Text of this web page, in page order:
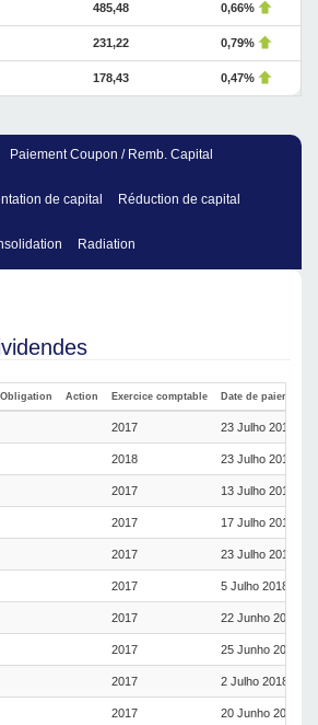
485,48 0,66%
231,22 0,79%
178,43 0,47%
Paiement Coupon / Remb. Capital
de capital Réduction de capital
Radiation
Obligation Action Exercice comptable Date de paiement
2017 23 Julho 2018
2018 23 Julho 2018
2017 13 Julho 2018
2017 17 Julho 2018
2017 23 Julho 2018
2017 5 Julho 2018
2017 22 Junho 2018
2017 25 Junho 2018
2017 2 Julho 2018
2017 20 Junho 2018